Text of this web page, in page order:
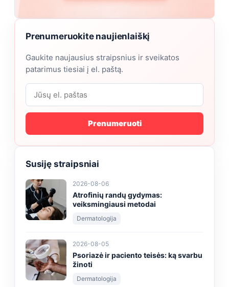
Prenumeruokite naujienlaiškį
Gaukite naujausius straipsnius ir sveikatos
patarimus tiesiai į el. paštą.
Prenumeruoti
Susiję straipsniai
2026-08-06
Atrofinių randų gydymas:
veiksmingiausi metodai
Dermatologija
2026-08-05
Psoriazė ir paciento teisės: ką svarbu
žinoti
Dermatologija